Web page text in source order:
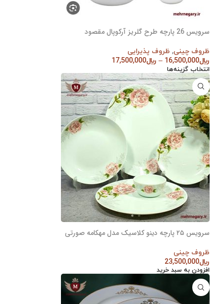
سرویس 26 پارچه طرح گلریز آرکوپال مقصود
ظروف چینی, ظروف پذیرایی
﷼16,500,000
– ﷼17,500,000
انتخاب گزینه‌ها
سرویس ۲۵ پارچه دینو کلاسیک مدل مهکامه صورتی
ظروف چینی
﷼23,500,000
افزودن به سبد خرید